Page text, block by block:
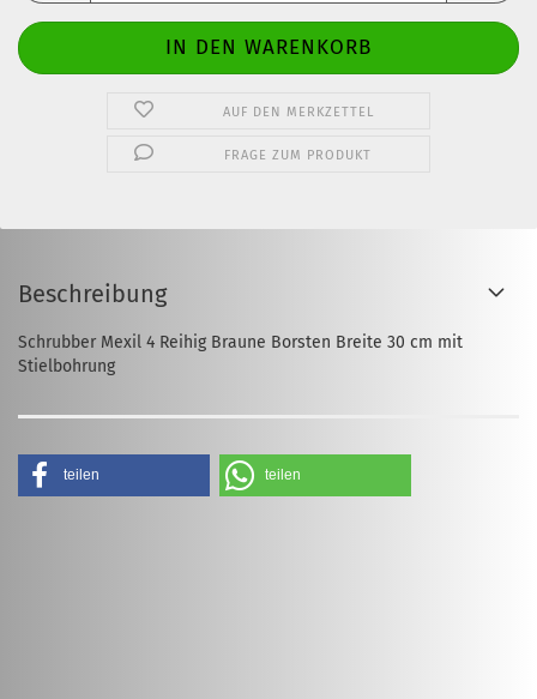
AUF DEN MERKZETTEL
FRAGE ZUM PRODUKT
Beschreibung
Schrubber Mexil 4 Reihig Braune Borsten Breite 30 cm mit
Stielbohrung
teilen teilen